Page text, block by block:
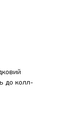
до колл-